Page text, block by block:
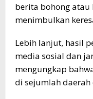
berita bohong atau
menimbulkan
Lebih lanjut, hasil
media sosial dan
mengungkap
di sejumlah